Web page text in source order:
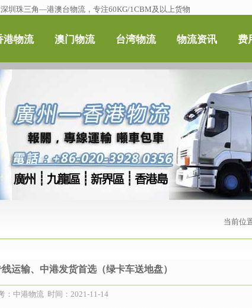
圳珠三角—港澳台物流，专注60KG/1CBM及以上货物
港物流 澳门物流 台湾物流 物流资讯 费
当前位
运输、中港发货首选（绿卡车送地盘）
：中港物流 时间：2021-11-14